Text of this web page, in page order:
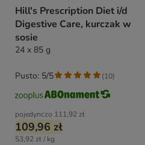
Hill's Prescription Diet i/d
Digestive Care, kurczak w
sosie
24 x 85 g
pojedynczo 111,92 zł
109,96 zł
53,92 zł / kg
Pusto: 5/5 (10)